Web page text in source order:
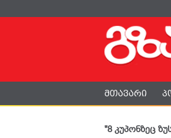
მთავარი
"8 კუპონზეც